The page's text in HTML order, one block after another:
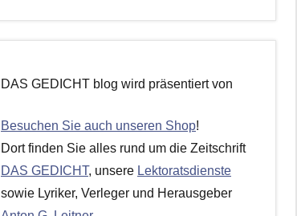
DAS GEDICHT blog wird präsentiert von
Besuchen Sie auch unseren Shop!
Dort finden Sie alles rund um die Zeitschrift
DAS GEDICHT, unsere Lektoratsdienste
sowie Lyriker, Verleger und Herausgeber